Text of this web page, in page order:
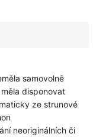
samovolně
disponovat
ze strunové
neoriginálních či